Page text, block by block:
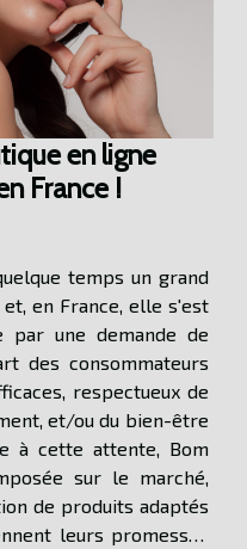
en ligne
France !
temps un grand
en France, elle s'est
par une demande de
des consommateurs
respectueux de
et/ou du bien-être
à cette attente, Bom
sur le marché,
de produits adaptés
leurs promesses